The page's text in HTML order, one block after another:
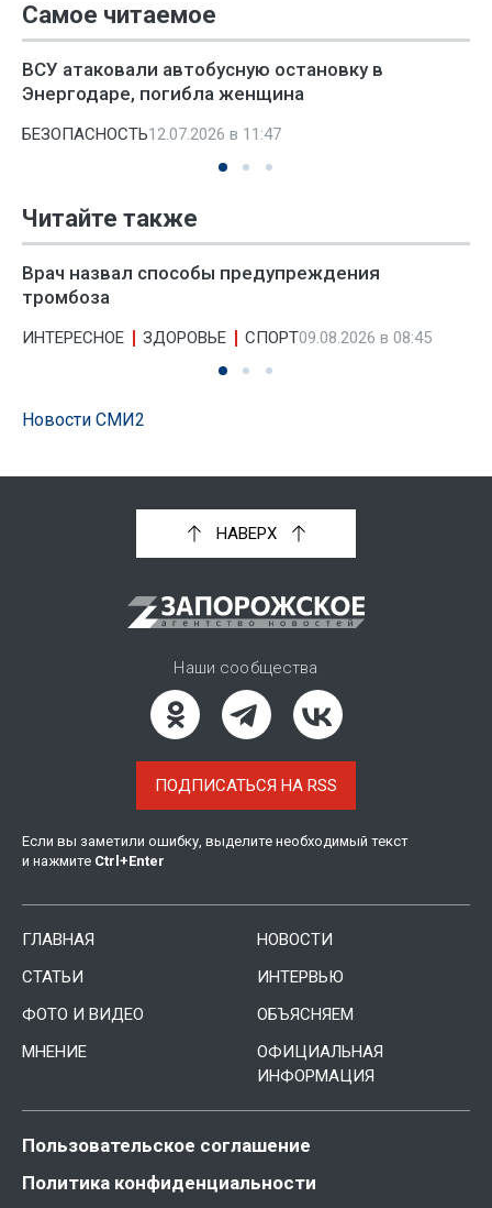
Самое читаемое
ВСУ атаковали автобусную остановку в
Энергодаре, погибла женщина
БЕЗОПАСНОСТЬ12.07.2026 в 11:47
Читайте также
Врач назвал способы предупреждения
тромбоза
ИНТЕРЕСНОЕ ЗДОРОВЬЕ СПОРТ09.08.2026 в 08:45
Новости СМИ2
НАВЕРХ
Наши сообщества
ПОДПИСАТЬСЯ НА RSS
Если вы заметили ошибку, выделите необходимый текст
и нажмите Ctrl +Enter
ГЛАВНАЯ
НОВОСТИ
СТАТЬИ
ИНТЕРВЬЮ
ФОТО И ВИДЕО
ОБЪЯСНЯЕМ
МНЕНИЕ
ОФИЦИАЛЬНАЯ
ИНФОРМАЦИЯ
Пользовательское соглашение
Политика конфиденциальности